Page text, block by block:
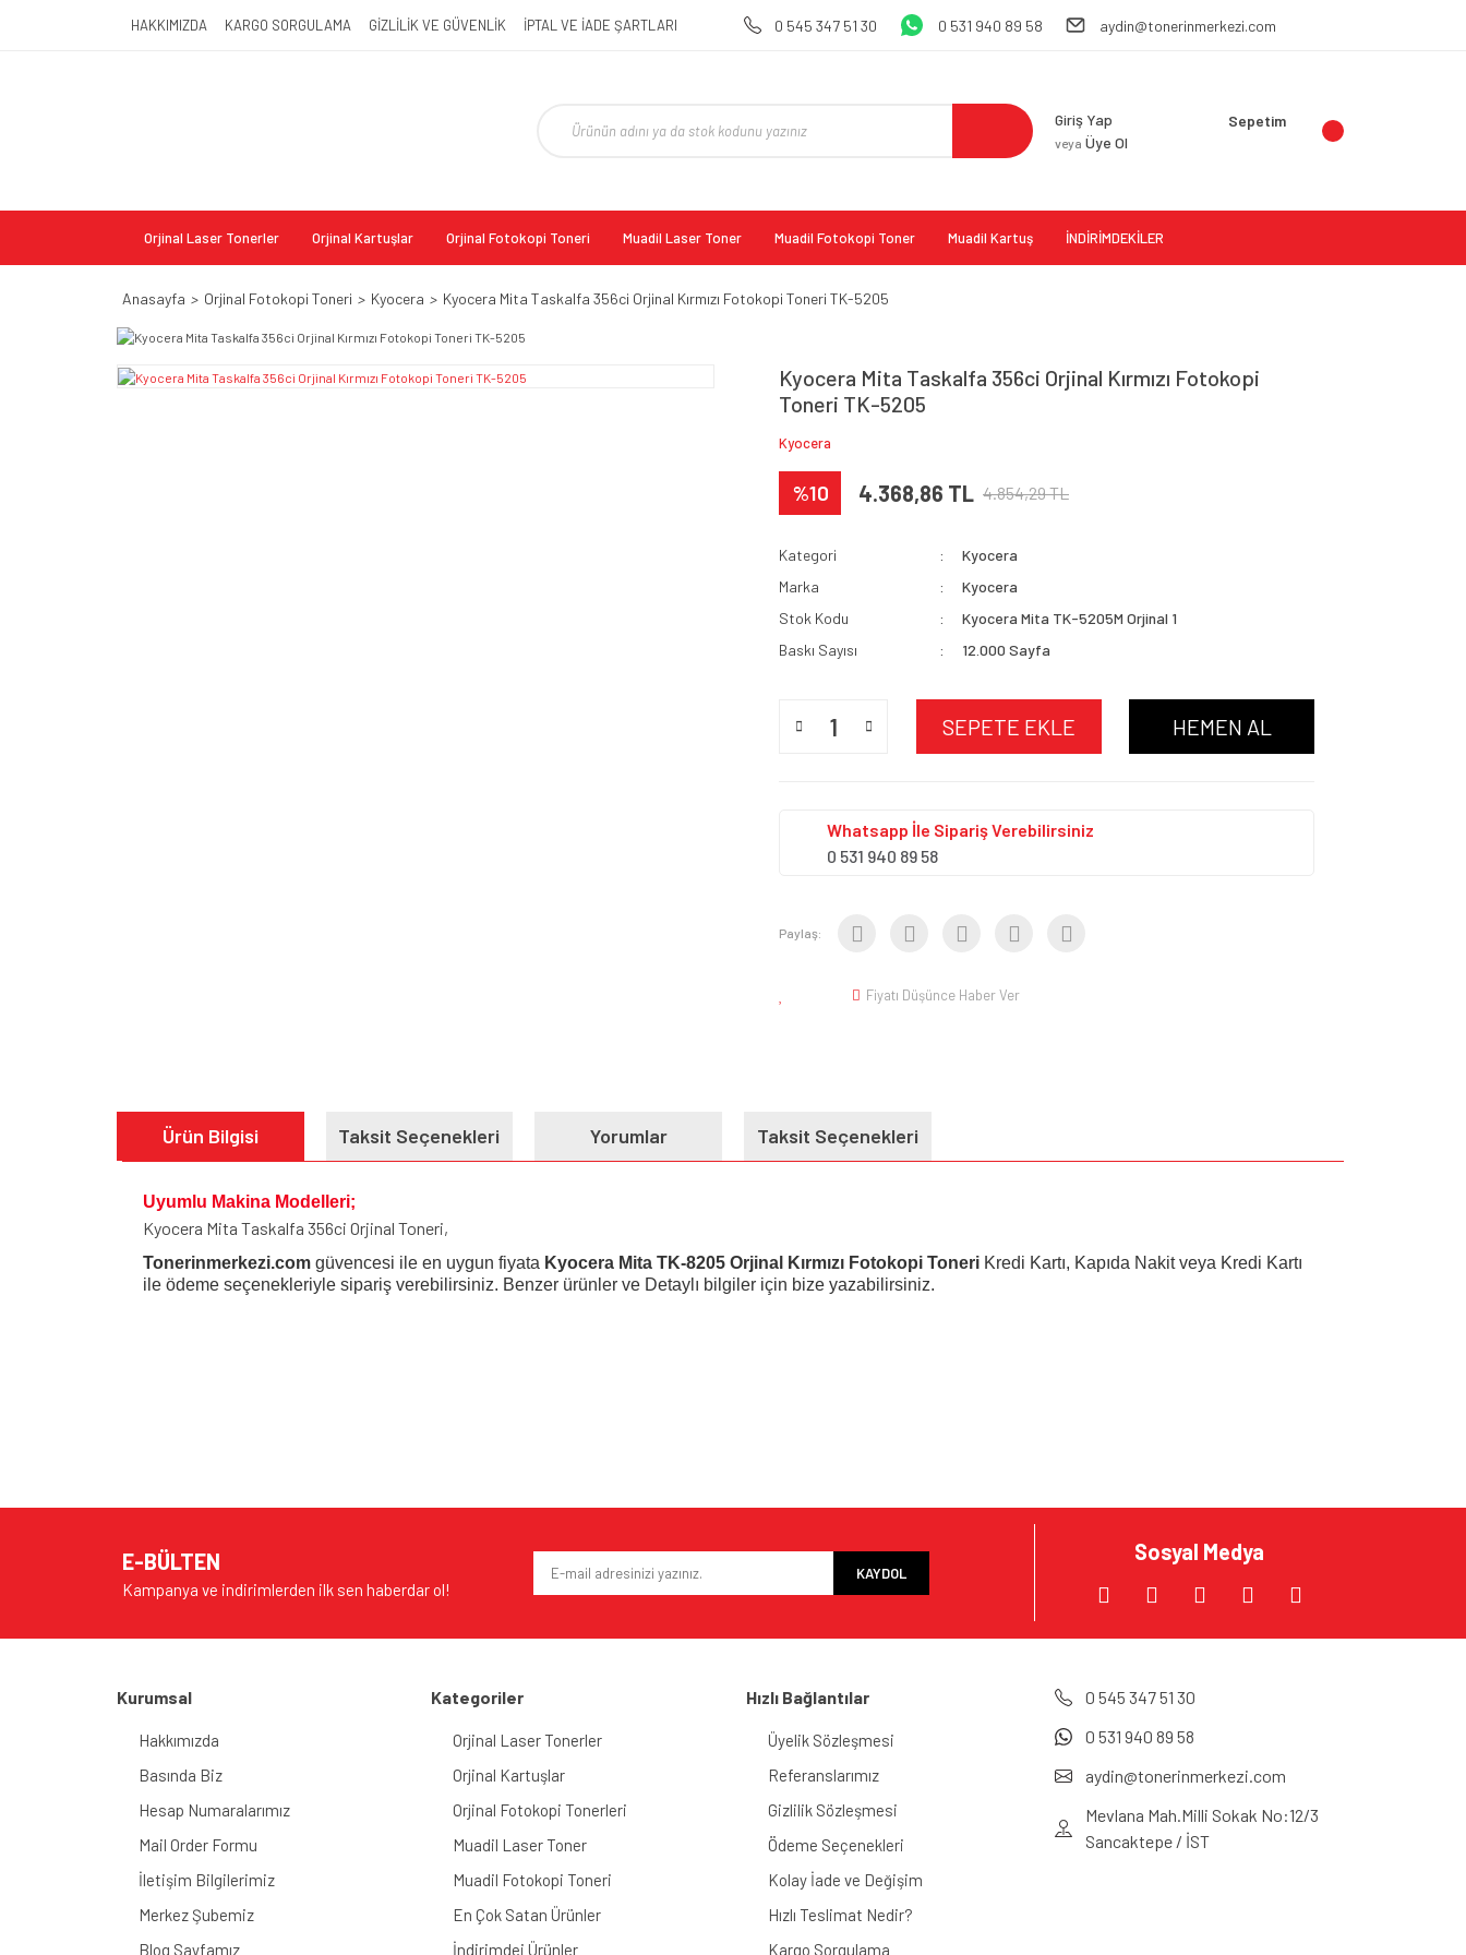
HAKKIMIZDA KARGO SORGULAMA GİZLİLİK VE GÜVENLİK İPTAL VE İADE ŞARTLARI 0 545 347 51 30 0 531 940 89 58 aydin@tonerinmerkezi.com
Giriş Yap
veya Üye Ol
Sepetim
Orjinal Laser Tonerler Orjinal Kartuşlar Orjinal Fotokopi Toneri Muadil Laser Toner Muadil Fotokopi Toner Muadil Kartuş İNDİRİMDEKİLER
Anasayfa Orjinal Fotokopi Toneri Kyocera Kyocera Mita Taskalfa 356ci Orjinal Kırmızı Fotokopi Toneri TK-5205
Kyocera Mita Taskalfa 356ci Orjinal Kırmızı Fotokopi
Toneri TK-5205
Kyocera
%10 4.368,86 TL 4.854,29 TL
Kategori
Kyocera
Marka
Kyocera
Stok Kodu
Kyocera Mita TK-5205M Orjinal 1
Baskı Sayısı
12.000 Sayfa
SEPETE EKLE HEMEN AL
Whatsapp İle Sipariş Verebilirsiniz
0 531 940 89 58
Paylaş:
Fiyatı Düşünce Haber Ver
Ürün Bilgisi Taksit Seçenekleri Yorumlar Taksit Seçenekleri
Uyumlu Makina Modelleri;
Kyocera Mita Taskalfa 356ci Orjinal Toneri,
Tonerinmerkezi.com güvencesi ile en uygun fiyata Kyocera Mita TK-8205 Orjinal Kırmızı Fotokopi Toneri Kredi Kartı, Kapıda Nakit veya Kredi Kartı
ile ödeme seçenekleriyle sipariş verebilirsiniz. Benzer ürünler ve Detaylı bilgiler için bize yazabilirsiniz.
Ürün resmi kalitesiz, bozuk veya görüntülenemiyor.
Ürün bilgilerinde hatalar bulunuyor.
E-BÜLTEN
Kampanya ve indirimlerden ilk sen haberdar ol!
KAYDOL
Sosyal Medya
Kurumsal
Hakkımızda
Basında Biz
Hesap Numaralarımız
Mail Order Formu
İletişim Bilgilerimiz
Merkez Şubemiz
Blog Sayfamız
Kategoriler
Orjinal Laser Tonerler
Orjinal Kartuşlar
Orjinal Fotokopi Tonerleri
Muadil Laser Toner
Muadil Fotokopi Toneri
En Çok Satan Ürünler
İndirimdei Ürünler
Hızlı Bağlantılar
Üyelik Sözleşmesi
Referanslarımız
Gizlilik Sözleşmesi
Ödeme Seçenekleri
Kolay İade ve Değişim
Hızlı Teslimat Nedir?
Kargo Sorgulama
0 545 347 51 30
0 531 940 89 58
aydin@tonerinmerkezi.com
Mevlana Mah.Milli Sokak No:12/3
Sancaktepe / İST